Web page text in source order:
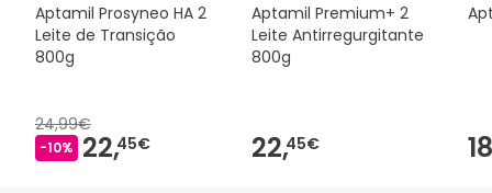
Aptamil Prosyneo HA 2
Leite de Transição
800g
24,99€
-10% 22,45€
Aptamil Premium+ 2
Leite Antirregurgitante
800g
22,45€